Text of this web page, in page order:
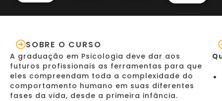
SOBRE O CURSO
A graduação em Psicologia deve dar aos
futuros profissionais as ferramentas para que
eles compreendam toda a complexidade do
comportamento humano em suas diferentes
fases da vida, desde a primeira infância.